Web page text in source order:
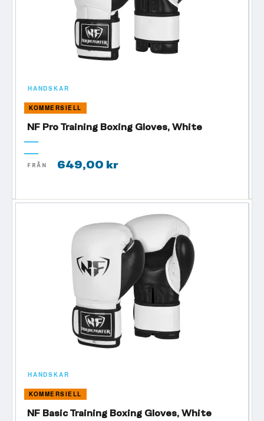
HANDSKAR
KOMMERSIELL
NF Pro Training Boxing Gloves, White
FRÅN 649,00 kr
HANDSKAR
KOMMERSIELL
NF Basic Training Boxing Gloves, White